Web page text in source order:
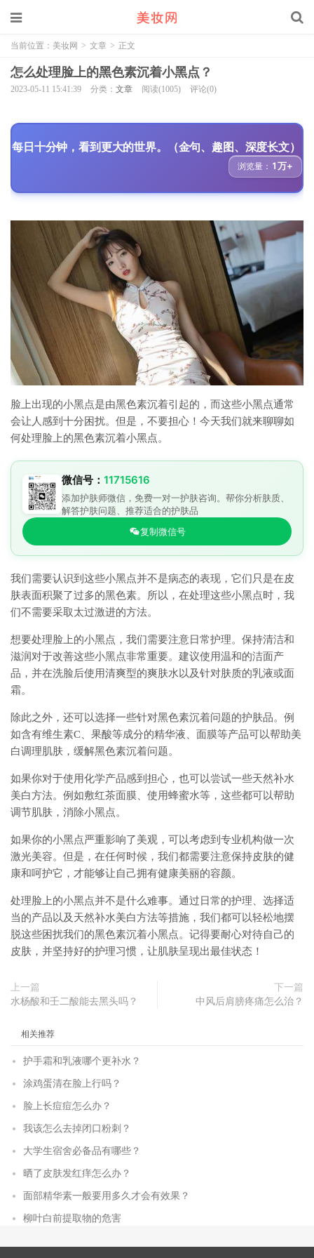
当前位置： 美妆网 > 文章 > 正文
怎么处理脸上的黑色素沉着小黑点？
2023-05-11 15:41:39 分类： 文章 阅读(1005) 评论(0)
每日十分钟，看到更大的世界。（金句、趣图、深度长文）
浏览量： 1万+
脸上出现的小黑点是由黑色素沉着引起的，而这些小黑点通常
会让人感到十分困扰。但是，不要担心！今天我们就来聊聊如
何处理脸上的黑色素沉着小黑点。
微信号： 11715616
添加护肤师微信，免费一对一护肤咨询。帮你分析肤质、
解答护肤问题、推荐适合的护肤品
复制微信号
我们需要认识到这些小黑点并不是病态的表现，它们只是在皮
肤表面积聚了过多的黑色素。所以，在处理这些小黑点时，我
们不需要采取太过激进的方法。
想要处理脸上的小黑点，我们需要注意日常护理。保持清洁和
滋润对于改善这些小黑点非常重要。建议使用温和的洁面产
品，并在洗脸后使用清爽型的爽肤水以及针对肤质的乳液或面
霜。
除此之外，还可以选择一些针对黑色素沉着问题的护肤品。例
如含有维生素C、果酸等成分的精华液、面膜等产品可以帮助美
白调理肌肤，缓解黑色素沉着问题。
如果你对于使用化学产品感到担心，也可以尝试一些天然补水
美白方法。例如敷红茶面膜、使用蜂蜜水等，这些都可以帮助
调节肌肤，消除小黑点。
如果你的小黑点严重影响了美观，可以考虑到专业机构做一次
激光美容。但是，在任何时候，我们都需要注意保持皮肤的健
康和呵护它，才能够让自己拥有健康美丽的容颜。
处理脸上的小黑点并不是什么难事。通过日常的护理、选择适
当的产品以及天然补水美白方法等措施，我们都可以轻松地摆
脱这些困扰我们的黑色素沉着小黑点。记得要耐心对待自己的
皮肤，并坚持好的护理习惯，让肌肤呈现出最佳状态！
上一篇
水杨酸和壬二酸能去黑头吗？
下一篇
中风后肩膀疼痛怎么治？
相关推荐
护手霜和乳液哪个更补水？
涂鸡蛋清在脸上行吗？
脸上长痘痘怎么办？
我该怎么去掉闭口粉刺？
大学生宿舍必备品有哪些？
晒了皮肤发红痒怎么办？
面部精华素一般要用多久才会有效果？
柳叶白前提取物的危害